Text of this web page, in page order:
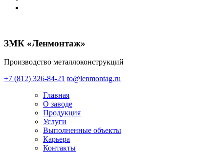
ЗМК «Ленмонтаж»
Производство металлоконструкций
+7 (812) 326-84-21 to@lenmontag.ru
Главная
О заводе
Продукция
Услуги
Выполненные объекты
Карьера
Контакты